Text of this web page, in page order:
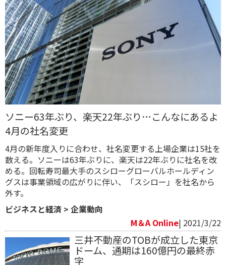
ソニー63年ぶり、楽天22年ぶり…こんなにあるよ
4月の社名変更
4月の新年度入りに合わせ、社名変更する上場企業は15社を
数える。ソニーは63年ぶりに、楽天は22年ぶりに社名を改
める。回転寿司最大手のスシローグローバルホールディン
グスは事業領域の広がりに伴い、「スシロー」を社名から
外す。
ビジネスと経済 > 企業動向
M＆A Online| 2021/3/22
三井不動産のTOBが成立した東京
ドーム、通期は160億円の最終赤
字